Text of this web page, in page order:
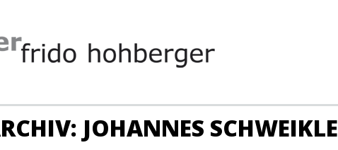
JOHANNES SCHWEIKLE